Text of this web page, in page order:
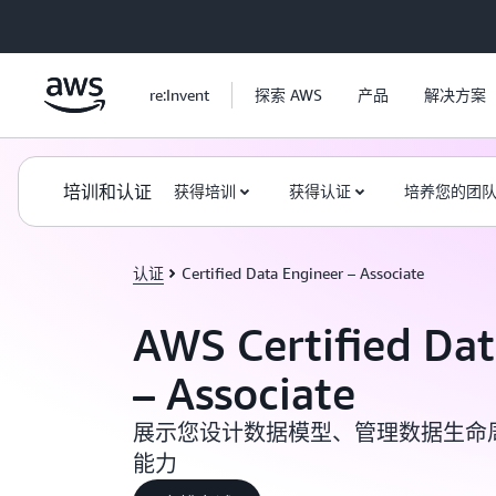
re:Invent 探索 AWS 产品 解决方案
培训和认证 获得培训 获得认证 培养您的团队
认证 Certified Data Engineer – Associate
AWS Certified
– Associate
展示您设计数据模型、管理数据生
能力